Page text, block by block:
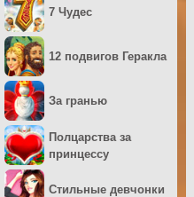
7 Чудес
12 подвигов Геракла
За гранью
Полцарства за
принцессу
Стильные девчонки